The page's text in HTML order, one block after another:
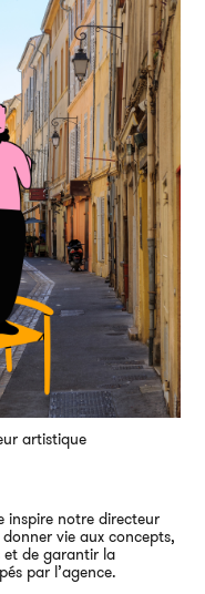
artistique
inspire notre directeur
vie aux concepts,
et de garantir la
par l’agence.